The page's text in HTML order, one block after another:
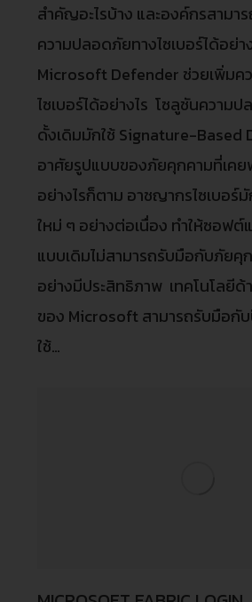
สำคัญอะไรบ้าง และองค์กรสามาร
ความปลอดภัยทางไซเบอร์ได้อย่า
Microsoft Defender ช่วยเพิ่มค
ไซเบอร์ได้อย่างไร โซลูชันความ
ดั้งเดิมมักใช้ Signature-Based
อาศัยรูปแบบของภัยคุกคามที่เค
อย่างไรก็ตาม อาชญากรไซเบอ
ใหม่ ๆ อย่างต่อเนื่อง ทำให้ซอฟต์
แบบเดิมไม่สามารถรับมือกับภัยคุ
อย่างมีประสิทธิภาพ เทคโนโลยี
ของ Microsoft สามารถรับมือกั
ใช้…